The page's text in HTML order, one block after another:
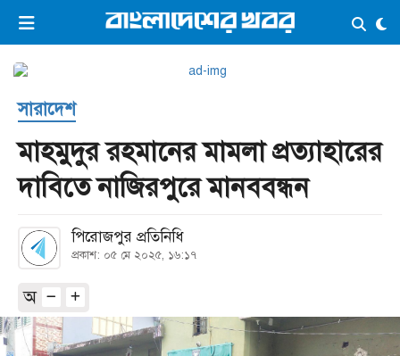
ভিডিও ই-পেপার লগইন ×
প্রচ্ছদ
সর্বশেষ
সব বিভাগ
আর্কাইভ
কনভার্টার
সারাদেশ
মাহমুদুর রহমানের মামলা প্রত্যাহারের
দাবিতে নাজিরপুরে মানববন্ধন
পিরোজপুর প্রতিনিধি
প্রকাশ: ০৫ মে ২০২৫, ১৬:১৭
অ